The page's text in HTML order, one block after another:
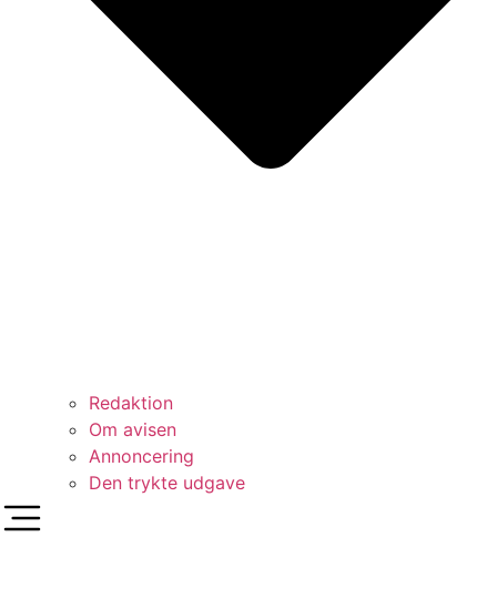
Redaktion
Om avisen
Annoncering
Den trykte udgave